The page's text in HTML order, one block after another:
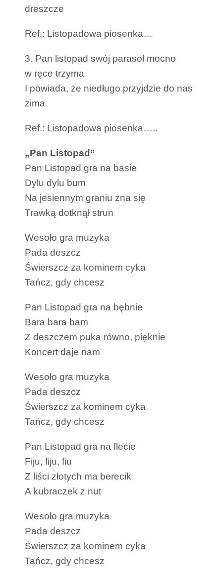
dreszcze
Ref.: Listopadowa piosenka…
3. Pan listopad swój parasol mocno
w ręce trzyma
I powiada, że niedługo przyjdzie do nas
zima
Ref.: Listopadowa piosenka…..
„Pan Listopad”
Pan Listopad gra na basie
Dylu dylu bum
Na jesiennym graniu zna się
Trawką dotknął strun
Wesoło gra muzyka
Pada deszcz
Świerszcz za kominem cyka
Tańcz, gdy chcesz
Pan Listopad gra na bębnie
Bara bara bam
Z deszczem puka równo, pięknie
Koncert daje nam
Wesoło gra muzyka
Pada deszcz
Świerszcz za kominem cyka
Tańcz, gdy chcesz
Pan Listopad gra na flecie
Fiju, fiju, fiu
Z liści złotych ma berecik
A kubraczek z nut
Wesoło gra muzyka
Pada deszcz
Świerszcz za kominem cyka
Tańcz, gdy chcesz